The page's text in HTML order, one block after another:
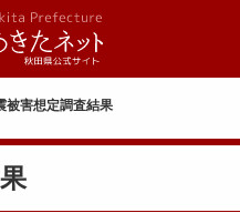
被害想定調査結果